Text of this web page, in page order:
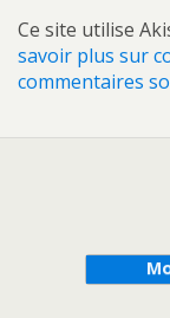
Ce site utilise
savoir plus sur
commentaires